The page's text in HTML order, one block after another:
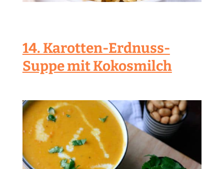
14. Karotten-Erdnuss-
Suppe mit Kokosmilch